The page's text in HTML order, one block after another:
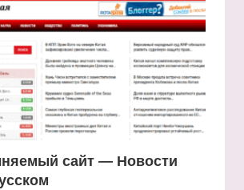
сайт — Новости